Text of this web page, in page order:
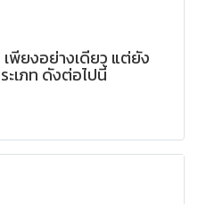
เพียงอย่างเดียว แต่ยัง
ะเภท ดังต่อไปนี้